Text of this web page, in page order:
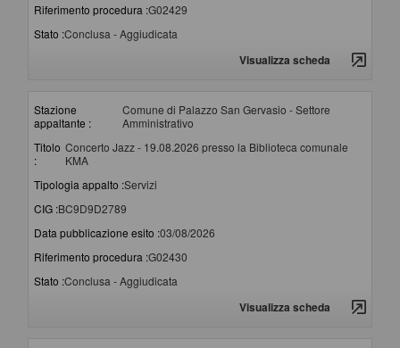
Riferimento procedura :G02429
Stato :Conclusa - Aggiudicata
Visualizza scheda
Stazione
appaltante :
Comune di Palazzo San Gervasio - Settore
Amministrativo
Titolo
:
Concerto Jazz - 19.08.2026 presso la Biblioteca comunale
KMA
Tipologia appalto :Servizi
CIG :BC9D9D2789
Data pubblicazione esito :03/08/2026
Riferimento procedura :G02430
Stato :Conclusa - Aggiudicata
Visualizza scheda